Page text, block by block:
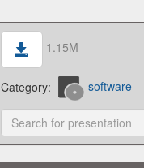
1.15M
Category: software